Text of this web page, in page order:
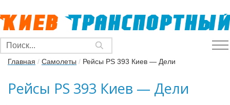
Главная / Самолеты / Рейсы PS 393 Киев — Дели
Рейсы PS 393 Киев — Дели